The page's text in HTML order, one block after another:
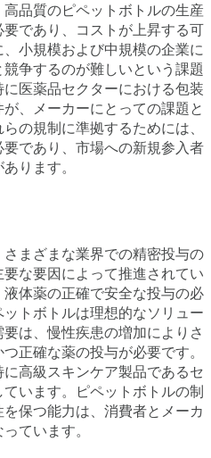
品質のピペットボトルの生産
であり、コストが上昇する可
小規模および中規模の企業に
争するのが難しいという課題
医薬品セクターにおける包装
、メーカーにとっての課題と
の規制に準拠するためには、
であり、市場への新規参入者
ります。
まざまな業界での精密投与の
な要因によって推進されてい
体薬の正確で安全な投与の必
トボトルは理想的なソリュー
は、慢性疾患の増加によりさ
正確な薬の投与が必要です。
高級スキンケア製品であるセ
います。ピペットボトルの制
保つ能力は、消費者とメーカ
ています。